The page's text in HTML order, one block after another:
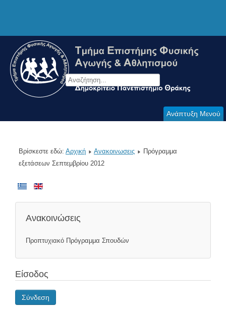
Ανάπτυξη Μενού
Βρίσκεστε εδώ: Αρχική Ανακοινωσεις
Πρόγραμμα
εξετάσεων Σεπτεμβρίου 2012
Ανακοινώσεις
Προπτυχιακό Πρόγραμμα Σπουδών
Είσοδος
Σύνδεση